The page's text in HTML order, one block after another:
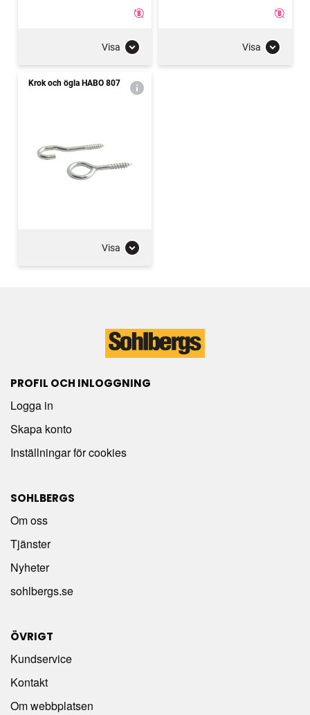
Visa Visa
Krok och ögla HABO 807
Visa
PROFIL OCH INLOGGNING
Logga in
Skapa konto
Inställningar för cookies
SOHLBERGS
Om oss
Tjänster
Nyheter
sohlbergs.se
ÖVRIGT
Kundservice
Kontakt
Om webbplatsen